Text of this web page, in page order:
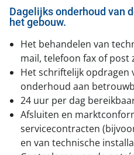
Dagelijks onderhoud van
het gebouw.
Het behandelen van
mail, telefoon fax of post
Het schriftelijk opdragen
onderhoud aan
24 uur per dag
Afsluiten en
servicecontracten
en van technische